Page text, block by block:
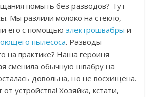
помыть без разводов? Тут
Мы разлили молоко на стекло,
его с помощьюэлектрошвабры и
пылесоса. Разводы
на практике? Наша героиня
сменила обычную швабру на
довольна, но не восхищена.
от устройства!Хозяйка, кстати,